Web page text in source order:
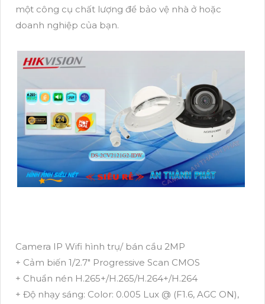
một công cụ chất lượng để bảo vệ nhà ở hoặc
doanh nghiệp của bạn.
Camera IP Wifi hình trụ/ bán cầu 2MP
+ Cảm biến 1/2.7" Progressive Scan CMOS
+ Chuẩn nén H.265+/H.265/H.264+/H.264
+ Độ nhạy sáng: Color: 0.005 Lux @ (F1.6, AGC ON),